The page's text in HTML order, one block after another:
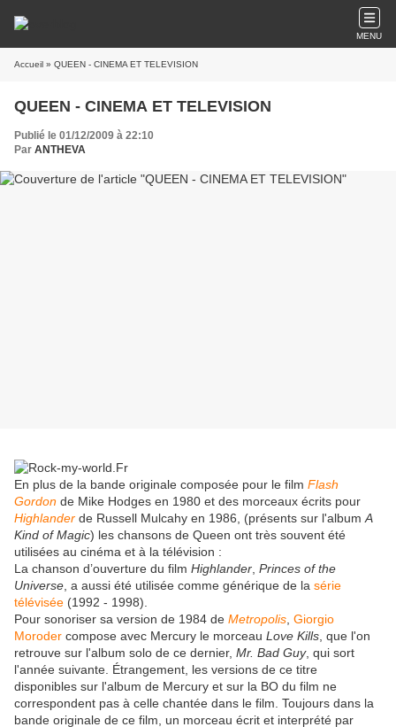
MENU
Accueil » QUEEN - CINEMA ET TELEVISION
QUEEN - CINEMA ET TELEVISION
Publié le 01/12/2009 à 22:10
Par ANTHEVA
En plus de la bande originale composée pour le film Flash
Gordon de Mike Hodges en 1980 et des morceaux écrits pour
Highlander de Russell Mulcahy en 1986, (présents sur l'album A
Kind of Magic) les chansons de Queen ont très souvent été
utilisées au cinéma et à la télévision :
La chanson d’ouverture du film Highlander Princes of the
Universe , a aussi été utilisée comme générique de la série
télévisée (1992 - 1998).
Pour sonoriser sa version de 1984 de Metropolis Giorgio
Moroder compose avec Mercury le morceau Love Kills , que l'on
retrouve sur l'album solo de ce dernier, Mr. Bad Guy, qui sort
l'année suivante. Étrangement, les versions de ce titre
disponibles sur l'album de Mercury et sur la BO du film ne
correspondent pas à celle chantée dans le film. Toujours dans la
bande originale de ce film, un morceau écrit et interprété par